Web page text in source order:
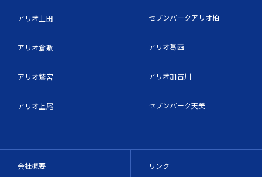
アリオ上田
アリオ倉敷
アリオ鷲宮
アリオ上尾
セブンパークアリオ柏
アリオ葛西
アリオ加古川
セブンパーク天美
会社概要 リンク